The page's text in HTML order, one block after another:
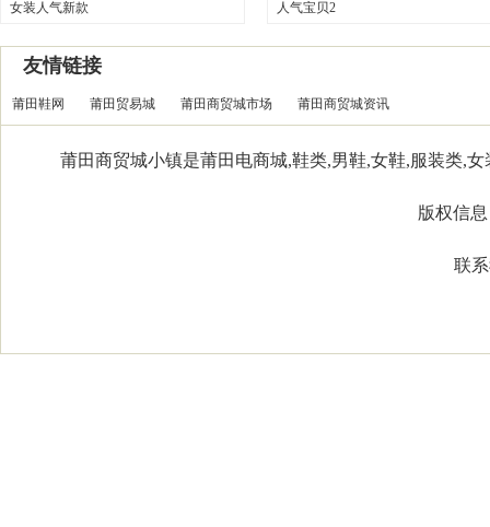
女装人气新款 人气宝贝2
友情链接
莆田鞋网 莆田贸易城 莆田商贸城市场 莆田商贸城资讯
莆田商贸城小镇是莆田电商城,鞋类,男鞋,女鞋,服装类,
版权信息
联